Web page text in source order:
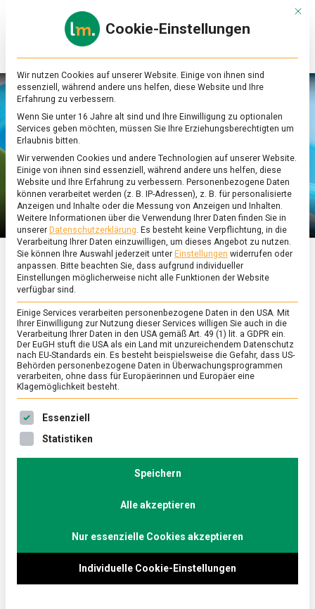
Online-
Magazin
zu
&
Ernährung
ERNÄHRUNG & GESUNDHEIT
Müllvermeidung im
Lockdown: 30 Prozent
nutzen eigene
Behältnisse beim
Lebensmitteleinkauf,
deutlich weniger für
Takeaway-Essen
5. März 2021 redaktion Comment
30
Mit
Cookie-Einstellungen
Wir nutzen Cookies auf unserer Website. Einige von ihnen sind
essenziell, während andere uns helfen, diese Website und Ihre
Erfahrung zu verbessern.
Wenn Sie unter 16 Jahre alt sind und Ihre Einwilligung zu optionalen
Services geben möchten, müssen Sie Ihre Erziehungsberechtigten um
Erlaubnis bitten.
Wir verwenden Cookies und andere Technologien auf unserer Website.
Einige von ihnen sind essenziell, während andere uns helfen, diese
Website und Ihre Erfahrung zu verbessern. Personenbezogene Daten
können verarbeitet werden (z. B. IP-Adressen), z. B. für personalisierte
Anzeigen und Inhalte oder die Messung von Anzeigen und Inhalten.
Weitere Informationen über die Verwendung Ihrer Daten finden Sie in
unserer Datenschutzerklärung. Es besteht keine Verpflichtung, in die
Verarbeitung Ihrer Daten einzuwilligen, um dieses Angebot zu nutzen.
Sie können Ihre Auswahl jederzeit unter Einstellungen widerrufen oder
anpassen. Bitte beachten Sie, dass aufgrund individueller
Einstellungen möglicherweise nicht alle Funktionen der Website
verfügbar sind.
Einige Services verarbeiten personenbezogene Daten in den USA. Mit
Ihrer Einwilligung zur Nutzung dieser Services willigen Sie auch in die
Verarbeitung Ihrer Daten in den USA gemäß Art. 49 (1) lit. a GDPR ein.
Der EuGH stuft die USA als ein Land mit unzureichendem Datenschutz
nach EU-Standards ein. Es besteht beispielsweise die Gefahr, dass US-
Behörden personenbezogene Daten in Überwachungsprogrammen
verarbeiten, ohne dass für Europäerinnen und Europäer eine
Klagemöglichkeit besteht.
Es folgt eine Liste der Service-Gruppen, für die eine
Essenziell
Statistiken
Speichern
Alle akzeptieren
Nur essenzielle Cookies akzeptieren
Individuelle Cookie-Einstellungen